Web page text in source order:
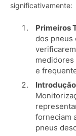
significativamente:
Primeiros
dos pneus
medidores
e
forneciam
pneus